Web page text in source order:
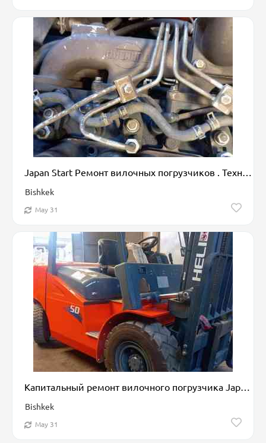
Bishkek
May 31
Капитальный ремонт вилочного погрузчика Japan Start - С нами легче !
Bishkek
May 31